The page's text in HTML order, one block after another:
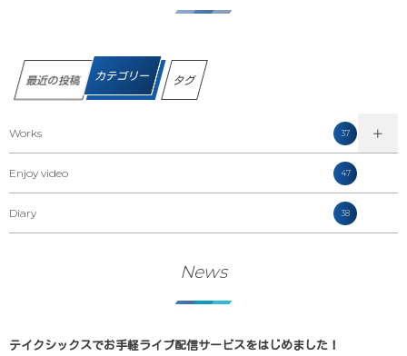
最近の投稿 カテゴリー タグ
Works 37
Enjoy video 47
Diary 38
News
テイクシックスでお手軽ライブ配信サービスをはじめました！